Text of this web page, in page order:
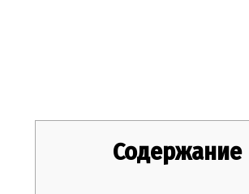
Содержание